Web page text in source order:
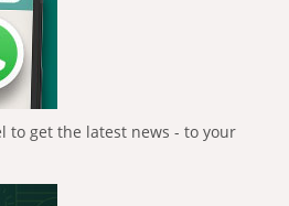
to get the latest news - to your